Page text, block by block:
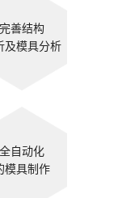
完善结构
及模具分析
全自动化
模具制作